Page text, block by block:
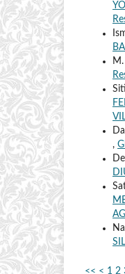
,
<< < 1 2